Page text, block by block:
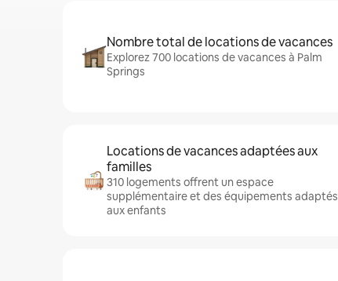
Nombre total de locations de vacances
Explorez 700 locations de vacances à Palm
Springs
Locations de vacances adaptées aux
familles
310 logements offrent un espace
supplémentaire et des équipements adaptés
aux enfants